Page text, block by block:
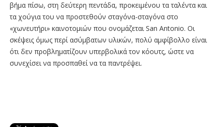
βήμα πίσω, στη δεύτερη πεντάδα, προκειμένου τα ταλέντα και
τα χούγια του να προστεθούν σταγόνα-σταγόνα στο
«χωνευτήρι» καινοτομιών που ονομάζεται San Antonio. Οι
σκέψεις όμως περί ασύμβατων υλικών, πολύ αμφίβολλο είναι
ότι δεν προβληματίζουν υπερβολικά τον κόουτς, ώστε να
συνεχίσει να προσπαθεί να τα παντρέψει.